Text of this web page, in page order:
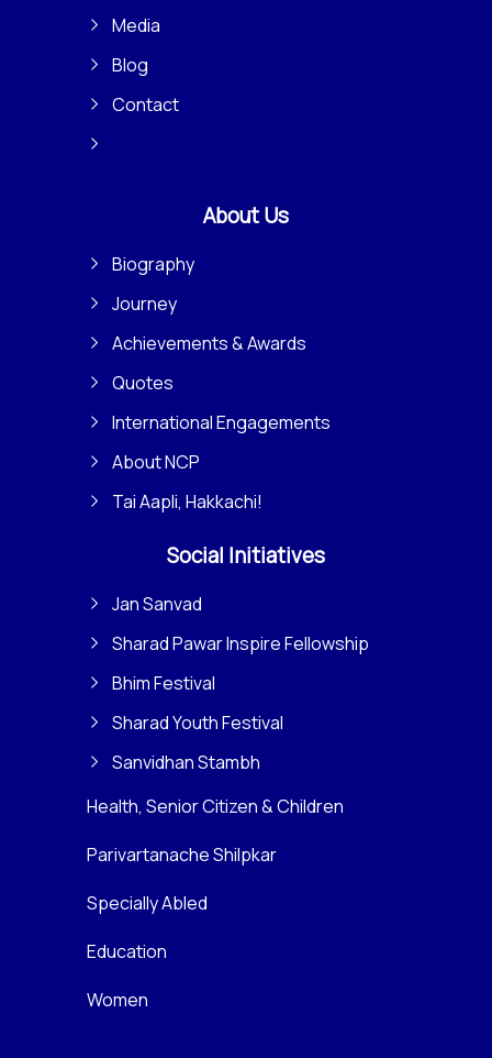
Media
Blog
Contact
About Us
Biography
Journey
Achievements & Awards
Quotes
International Engagements
About NCP
Tai Aapli, Hakkachi!
Social Initiatives
Jan Sanvad
Sharad Pawar Inspire Fellowship
Bhim Festival
Sharad Youth Festival
Sanvidhan Stambh
Health, Senior Citizen & Children
Parivartanache Shilpkar
Specially Abled
Education
Women